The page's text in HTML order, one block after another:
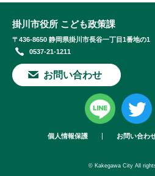
掛川市役所 こども政策課
〒436-8650 静岡県掛川市長谷一丁目1番地の1
0537-21-1211
お問い合わせ
個人情報保護 お問い合わ
© Kakegawa City All